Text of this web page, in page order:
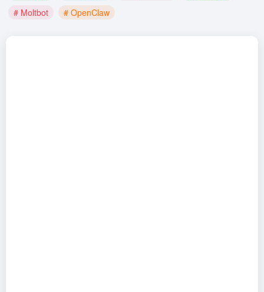
# Moltbot
# OpenClaw